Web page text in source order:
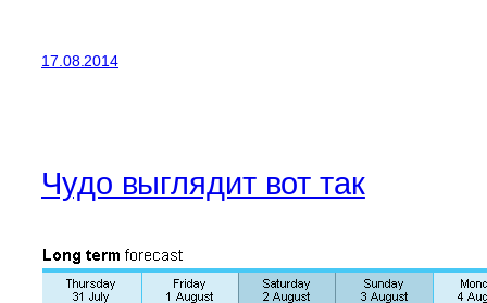
17.08.2014
Чудо выглядит вот так